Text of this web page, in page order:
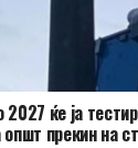
2027 ќе ја
прекин на